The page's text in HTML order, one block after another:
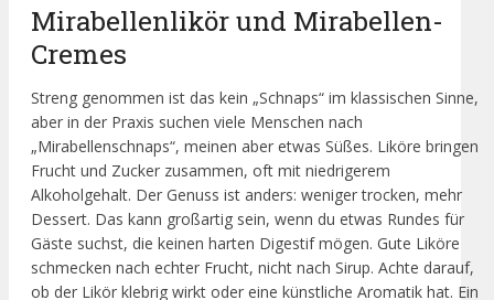
Mirabellenlikör und Mirabellen-
Cremes
Streng genommen ist das kein „Schnaps“ im klassischen Sinne,
aber in der Praxis suchen viele Menschen nach
„Mirabellenschnaps“, meinen aber etwas Süßes. Liköre bringen
Frucht und Zucker zusammen, oft mit niedrigerem
Alkoholgehalt. Der Genuss ist anders: weniger trocken, mehr
Dessert. Das kann großartig sein, wenn du etwas Rundes für
Gäste suchst, die keinen harten Digestif mögen. Gute Liköre
schmecken nach echter Frucht, nicht nach Sirup. Achte darauf,
ob der Likör klebrig wirkt oder eine künstliche Aromatik hat. Ein